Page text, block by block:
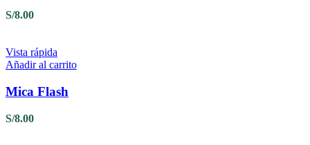
S/8.00
Vista rápida
Añadir al carrito
Mica Flash
S/8.00